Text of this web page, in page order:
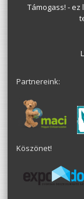
Támogass! -
Partnereink:
Köszönet!